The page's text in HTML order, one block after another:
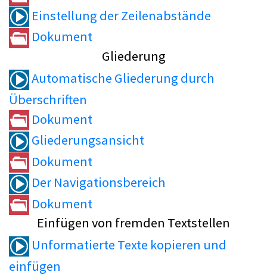
Einstellung der Zeilenabstände
Dokument
Gliederung
Automatische Gliederung durch
Überschriften
Dokument
Gliederungsansicht
Dokument
Der Navigationsbereich
Dokument
Einfügen von fremden Textstellen
Unformatierte Texte kopieren und
einfügen